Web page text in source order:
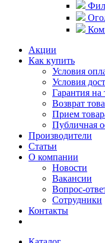
Акции
Как купить
Условия
Условия
Гарантия на
Возврат
Прием
Публичная
Производители
Статьи
О компании
Новости
Вакансии
Вопрос-
Сотрудники
Контакты